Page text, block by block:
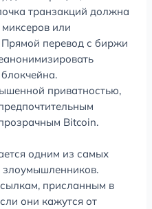
транзакций должна
или
перевод с биржи
приватностью,
Bitcoin.
одним из самых
злоумышленников.
присланным в
они кажутся от